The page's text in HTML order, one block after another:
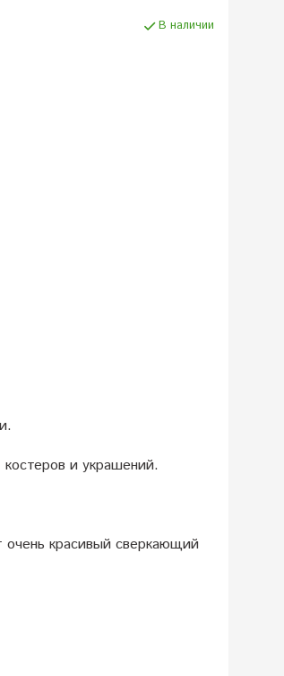
В наличии
и украшений.
очень красивый сверкающий